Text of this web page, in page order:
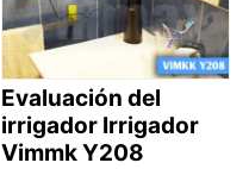
Evaluación del
irrigador Irrigador
Vimmk Y208